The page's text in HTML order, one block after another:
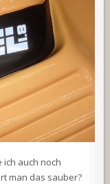
auch noch
man das sauber?